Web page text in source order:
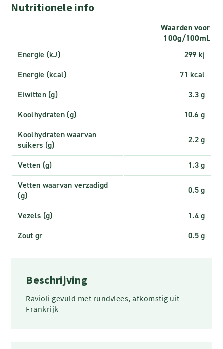
Nutritionele info
Waarden voor
100g/100mL
Energie (kJ)
299 kj
Energie (kcal)
71 kcal
Eiwitten (g)
3.3 g
Koolhydraten (g)
10.6 g
Koolhydraten waarvan
suikers (g)
2.2 g
Vetten (g)
1.3 g
Vetten waarvan verzadigd
(g)
0.5 g
Vezels (g)
1.4 g
Zout gr
0.5 g
Beschrijving
Ravioli gevuld met rundvlees, afkomstig uit
Frankrijk